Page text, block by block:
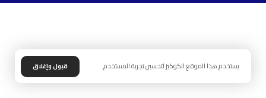
يستخدم هذا الموقع الكوكيز لتحسين تجربة المستخدم. قبول وإغلاق